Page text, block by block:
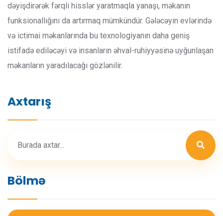
dəyişdirərək fərqli hisslər yaratmaqla yanaşı, məkanın
funksionallığını da artırmaq mümkündür. Gələcəyin evlərində
və ictimai məkanlarında bu texnologiyanın daha geniş
istifadə ediləcəyi və insanların əhval-ruhiyyəsinə uyğunlaşan
məkanların yaradılacağı gözlənilir.
Axtarış
Bölmə